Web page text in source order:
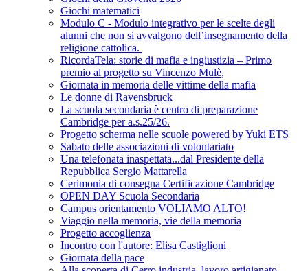
Giochi matematici
Modulo C - Modulo integrativo per le scelte degli
alunni che non si avvalgono dell’insegnamento della
religione cattolica.
RicordaTela: storie di mafia e ingiustizia – Primo
premio al progetto su Vincenzo Mulè,
Giornata in memoria delle vittime della mafia
Le donne di Ravensbruck
La scuola secondaria è centro di preparazione
Cambridge per a.s.25/26.
Progetto scherma nelle scuole powered by Yuki ETS
Sabato delle associazioni di volontariato
Una telefonata inaspettata...dal Presidente della
Repubblica Sergio Mattarella
Cerimonia di consegna Certificazione Cambridge
OPEN DAY Scuola Secondaria
Campus orientamento VOLIAMO ALTO!
Viaggio nella memoria, vie della memoria
Progetto accoglienza
Incontro con l'autore: Elisa Castiglioni
Giornata della pace